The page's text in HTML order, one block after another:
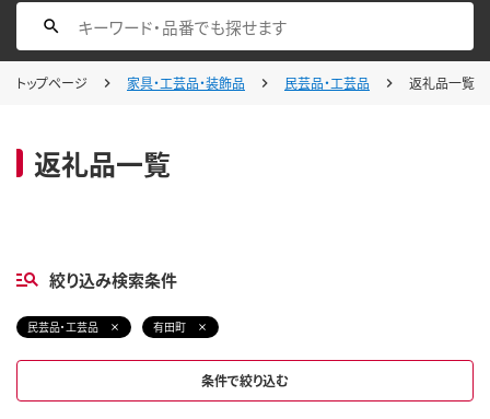
トップページ 家具・工芸品・装飾品 民芸品・工芸品 返礼品一覧
返礼品一覧
絞り込み検索条件
民芸品・工芸品 有田町
条件で絞り込む